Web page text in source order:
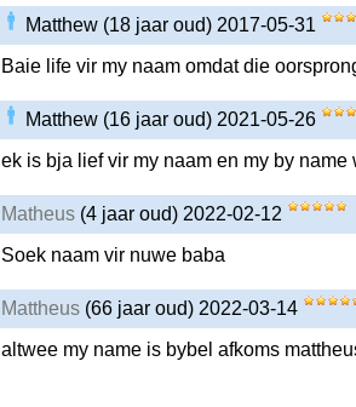
Matthew (18 jaar oud) 2017-05-31
Baie life vir my naam omdat die
Matthew (16 jaar oud) 2021-05-26
ek is bja lief vir my naam en my by name
Matheus(4 jaar oud) 2022-02-12
Soek naam vir nuwe baba
Mattheus(66 jaar oud) 2022-03-14
altwee my name is bybel afkoms